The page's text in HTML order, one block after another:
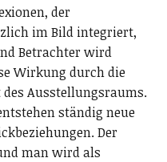
der
im Bild integriert,
Betrachter wird
Wirkung durch die
Ausstellungsraums.
ständig neue
Der
man wird als